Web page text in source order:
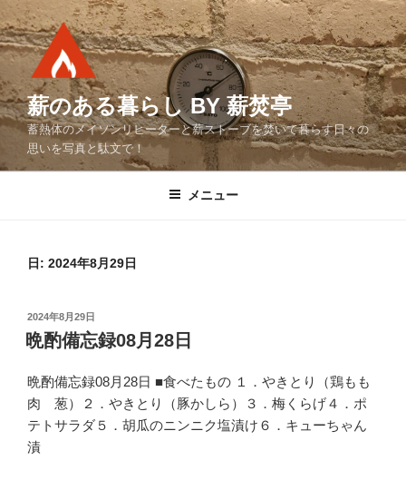
ン
テ
ン
ツ
へ
キ
薪のある暮らし BY 薪焚亭
蓄熱体のメイソンリヒーターと薪ストーブを焚いて暮らす日々の
思いを写真と駄文で！
メニュー
日: 2024年8月29日
投
稿
日:
2024年8月29日
晩酌備忘録08月28日
晩酌備忘録08月28日 ■食べたもの １．やきとり（鶏もも
肉 葱）２．やきとり（豚かしら）３．梅くらげ４．ポ
テトサラダ５．胡瓜のニンニク塩漬け６．キューちゃん
漬